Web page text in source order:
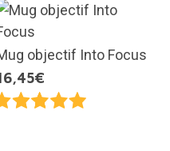
objectif Into Focus